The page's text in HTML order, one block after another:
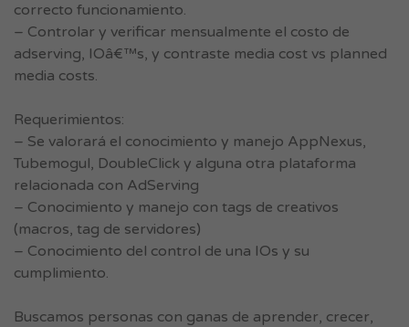
correcto funcionamiento.
– Controlar y verificar mensualmente el costo de
adserving, IOâ€™s, y contraste media cost vs planned
media costs.
Requerimientos:
– Se valorará el conocimiento y manejo AppNexus,
Tubemogul, DoubleClick y alguna otra plataforma
relacionada con AdServing
– Conocimiento y manejo con tags de creativos
(macros, tag de servidores)
– Conocimiento del control de una IOs y su
cumplimiento.
Buscamos personas con ganas de aprender, crecer,